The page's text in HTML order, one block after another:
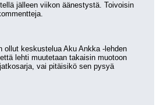
jälleen viikon äänestystä. Toivoisin
ollut keskustelua Aku Ankka -lehden
lehti muutetaan takaisin muotoon
vai pitäisikö sen pysyä